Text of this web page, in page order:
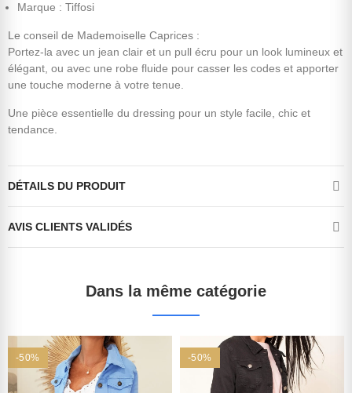
Marque : Tiffosi
Le conseil de Mademoiselle Caprices :
Portez-la avec un jean clair et un pull écru pour un look lumineux et
élégant, ou avec une robe fluide pour casser les codes et apporter
une touche moderne à votre tenue.
Une pièce essentielle du dressing pour un style facile, chic et
tendance.
DÉTAILS DU PRODUIT
AVIS CLIENTS VALIDÉS
Dans la même catégorie
-50% -50%